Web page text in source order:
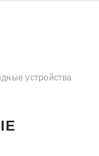
устройства